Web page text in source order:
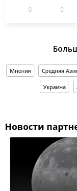
0 0
Мнения Средняя
Украина
Новости